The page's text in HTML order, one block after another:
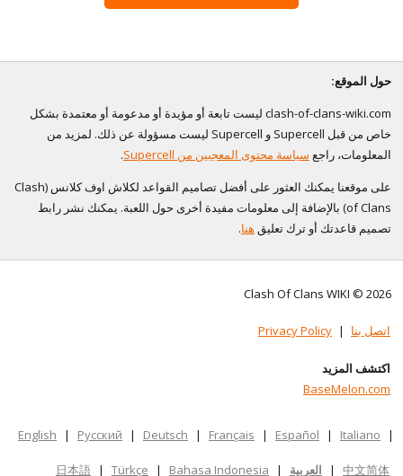
حول الموقع:
clash-of-clans-wiki.com ليست تابعة أو مؤيدة أو مدعومة أو معتمدة بشكل
خاص من قبل Supercell و Supercell ليست مسؤولة عن ذلك. لمزيد من
المعلومات، راجع سياسة محتوى المعجبين من Supercell
.
على موقعنا يمكنك العثور على أفضل تصاميم القواعد لكلاش اوف كلانس (Clash
of Clans) بالإضافة إلى معلومات مفيدة أخرى حول اللعبة. يمكنك نشر رابط
تصميم قاعدتك أو ترك تعليق هنا.
Clash Of Clans WIKI © 2026
اتصل بنا |
Privacy Policy
اكتشف المزيد
BaseMelon.com
English | Русский | Deutsch | Français | Español | Italiano |
中文简体
| العربية |
日本語 | Türkçe | Bahasa Indonesia